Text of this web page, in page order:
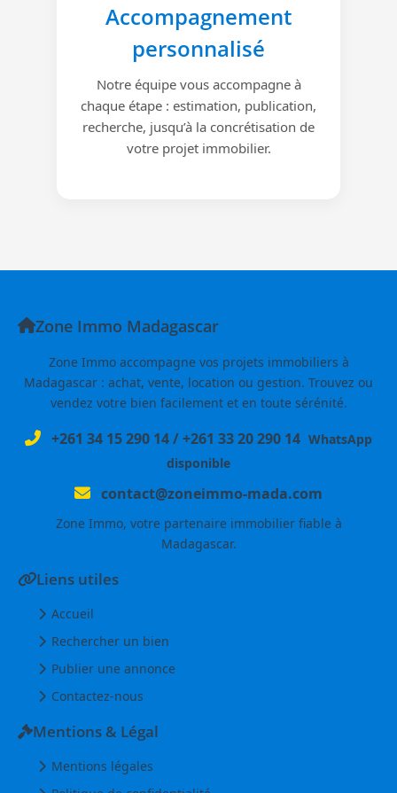
Accompagnement
personnalisé
Notre équipe vous accompagne à
chaque étape : estimation, publication,
recherche, jusqu’à la concrétisation de
votre projet immobilier.
Zone Immo Madagascar
Zone Immo accompagne vos projets immobiliers à
Madagascar : achat, vente, location ou gestion. Trouvez ou
vendez votre bien facilement et en toute sérénité.
+261 34 15 290 14/+261 33 20 290 14 WhatsApp
disponible
contact@zoneimmo-mada.com
Zone Immo, votre partenaire immobilier fiable à
Madagascar.
Liens utiles
Accueil
Rechercher un bien
Publier une annonce
Contactez-nous
Mentions & Légal
Mentions légales